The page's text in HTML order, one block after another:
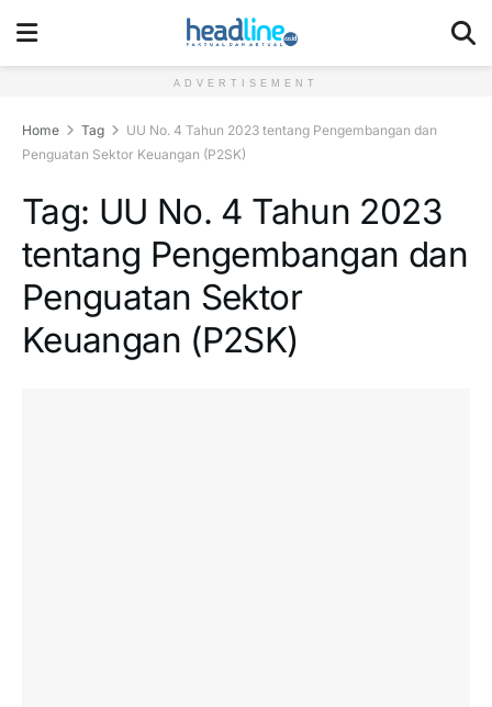
ADVERTISEMENT
Home Tag
UU No. 4 Tahun 2023 tentang Pengembangan dan
Penguatan Sektor Keuangan (P2SK)
Tag: UU No. 4 Tahun 2023
tentang Pengembangan dan
Penguatan Sektor
Keuangan (P2SK)